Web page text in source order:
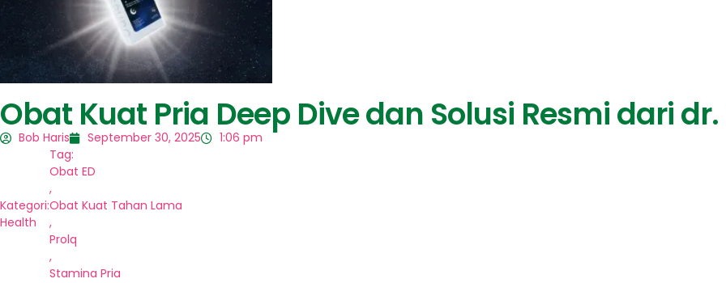
Obat Kuat Pria Deep Dive dan Solusi Resmi dari
Bob Haris September 30, 2025 1:06 pm
Kategori:
Health
Tag:
Obat ED
,
Obat Kuat Tahan Lama
,
Prolq
,
Stamina Pria